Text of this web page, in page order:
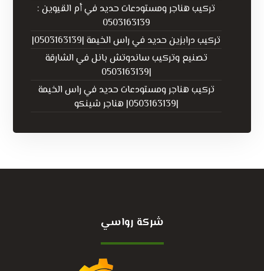
تركيب هناجر ومستودعات حديد في أم القيوين :
0503163139
تركيب درابزين حديد في راس الخيمة |0503163139|
تصنيع وتركيب ساندوتش بانل في الشارقة
|0503163139
تركيب هناجر ومستودعات حديد في راس الخيمة
|0503163139| هناجر شينكو
شركة رواسي